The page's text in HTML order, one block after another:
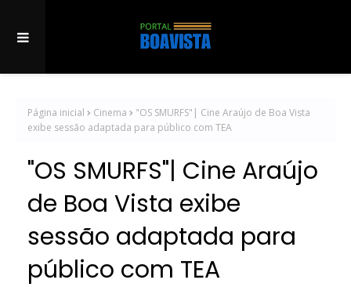
Página inicial Cinema
"OS SMURFS"| Cine Araújo de Boa Vista
exibe sessão adaptada para público com TEA
"OS SMURFS"| Cine Araújo
de Boa Vista exibe
sessão adaptada para
público com TEA